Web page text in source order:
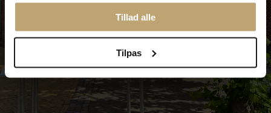
Tillad alle
Tilpas